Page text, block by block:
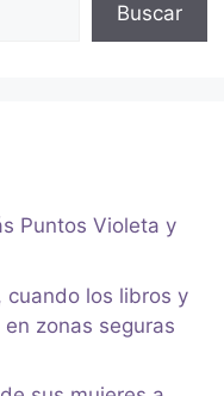
Buscar
Puntos Violeta y
cuando los libros y
zonas seguras